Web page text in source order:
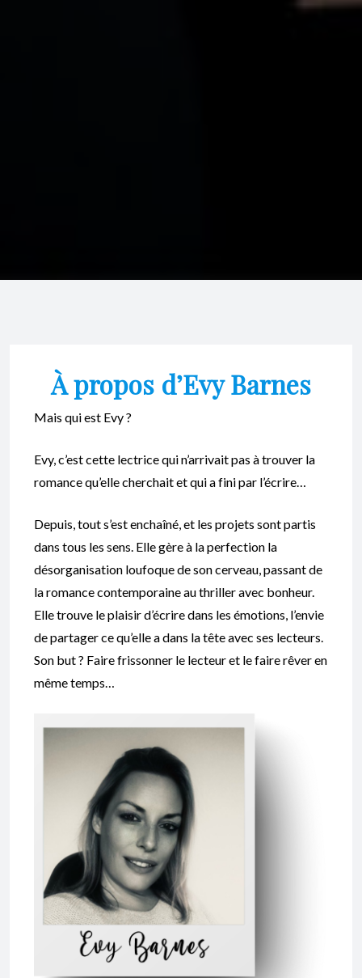
À propos d’Evy Barnes
Mais qui est Evy ?
Evy, c’est cette lectrice qui n’arrivait pas à trouver la
romance qu’elle cherchait et qui a fini par l’écrire…
Depuis, tout s’est enchaîné, et les projets sont partis
dans tous les sens. Elle gère à la perfection la
désorganisation loufoque de son cerveau, passant de
la romance contemporaine au thriller avec bonheur.
Elle trouve le plaisir d’écrire dans les émotions, l’envie
de partager ce qu’elle a dans la tête avec ses lecteurs.
Son but ? Faire frissonner le lecteur et le faire rêver en
même temps…